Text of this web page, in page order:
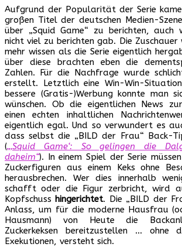
Aufgrund der Popularität der Serie
großen Titel der deutschen Medien-
über „Squid Game“ zu berichten, auch
nicht viel zu berichten gab. Die
mehr wissen als die Serie eigentlich
über diese brachten eben die
Zahlen. Für die Nachfrage wurde
erstellt. Letztlich eine Win-Win-
bessere (Gratis-)Werbung konnte man
wünschen. Ob die eigentlichen News
einen echten inhaltlichen
eigentlich egal. Und so verwundert es
dass selbst die „BILD der Frau“ Back-
(„‚Squid Game‘: So gelingen die
daheim“). In einem Spiel der Serie
Zuckerfiguren aus einem Keks ohne
herausbrechen. Wer dies innerhalb
schafft oder die Figur zerbricht, wird
Kopfschusshingerichtet. Die „BILD der
Anlass, um für die moderne Hausfrau
Hausmann) von Heute die
Zuckerkeksen bereitzustellen …
Exekutionen, versteht sich.